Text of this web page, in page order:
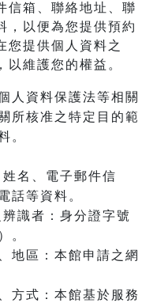
信箱、聯絡地址、聯
，以便為您提供預約
您提供個人資料之
維護您的權益。
人資料保護法等相關
所核准之特定目的範
。
名、電子郵件信
話等資料。
識者：身分證字號
。
地區：本館申請之網
方式：本館基於服務